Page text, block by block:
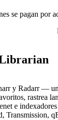
se pagan por
y Radarr —
rastrea
e
Transmission,